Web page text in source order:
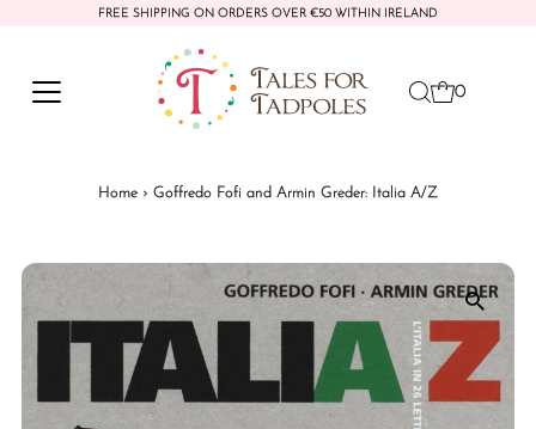
FREE SHIPPING ON ORDERS OVER €50 WITHIN IRELAND
0
Home › Goffredo Fofi and Armin Greder: Italia A/Z